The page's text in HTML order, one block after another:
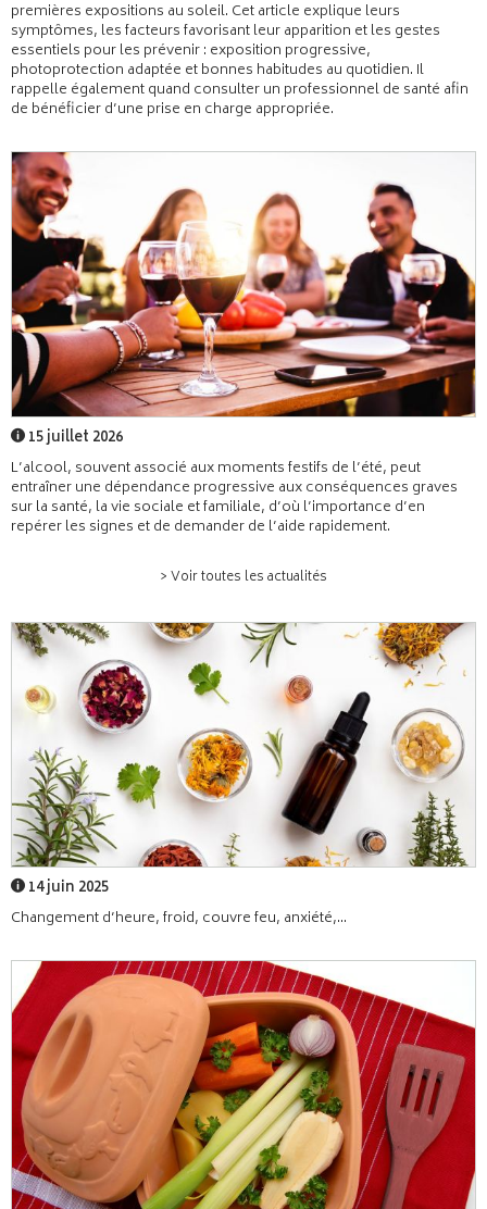
premières expositions au soleil. Cet article explique leurs
symptômes, les facteurs favorisant leur apparition et les gestes
essentiels pour les prévenir : exposition progressive,
photoprotection adaptée et bonnes habitudes au quotidien. Il
rappelle également quand consulter un professionnel de santé afin
de bénéficier d’une prise en charge appropriée.
15 juillet 2026
L’alcool, souvent associé aux moments festifs de l’été, peut
entraîner une dépendance progressive aux conséquences graves
sur la santé, la vie sociale et familiale, d’où l’importance d’en
repérer les signes et de demander de l’aide rapidement.
> Voir toutes les actualités
14 juin 2025
Changement d’heure, froid, couvre feu, anxiété,...